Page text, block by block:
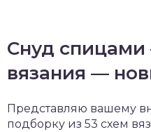
Снуд
вязания —
Представляю вашему
подборку из 53 схем